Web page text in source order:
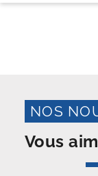
NOS
Vous